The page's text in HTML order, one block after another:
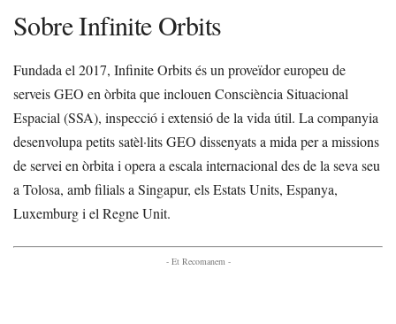
Sobre Infinite Orbits
Fundada el 2017, Infinite Orbits és un proveïdor europeu de
serveis GEO en òrbita que inclouen Consciència Situacional
Espacial (SSA), inspecció i extensió de la vida útil. La companyia
desenvolupa petits satèl·lits GEO dissenyats a mida per a missions
de servei en òrbita i opera a escala internacional des de la seva seu
a Tolosa, amb filials a Singapur, els Estats Units, Espanya,
Luxemburg i el Regne Unit.
- Et Recomanem -